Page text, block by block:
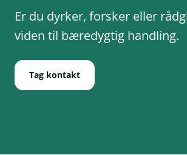
Er du dyrker, forsker eller
viden til bæredygtig handling.
Tag kontakt